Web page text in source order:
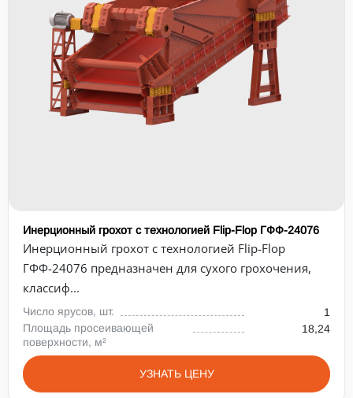
Инерционный грохот с технологией Flip-Flop ГФФ-24076
Инерционный грохот с технологией Flip-Flop
ГФФ-24076 предназначен для сухого грохочения,
классиф...
Число ярусов, шт.
1
Площадь просеивающей
поверхности, м²
18,24
УЗНАТЬ ЦЕНУ